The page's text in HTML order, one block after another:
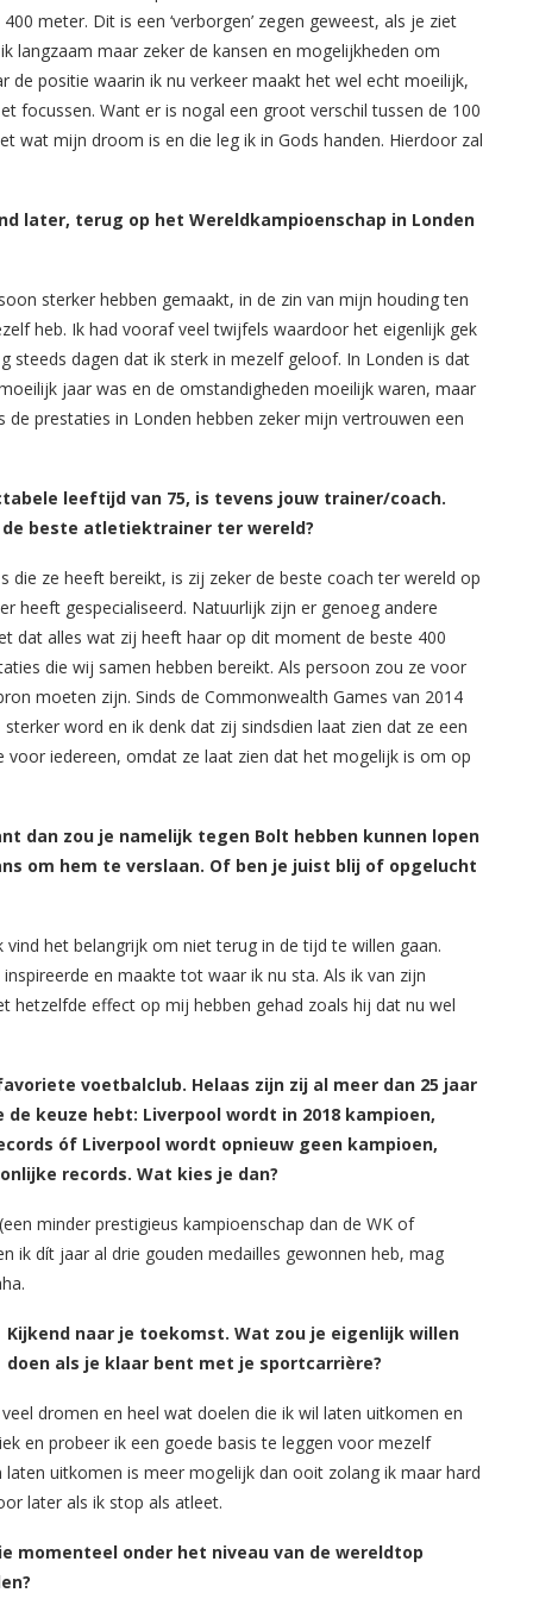
meter. Dit is een ‘verborgen’ zegen geweest, als je ziet
langzaam maar zeker de kansen en mogelijkheden om
positie waarin ik nu verkeer maakt het wel echt moeilijk,
focussen. Want er is nogal een groot verschil tussen de 100
wat mijn droom is en die leg ik in Gods handen. Hierdoor zal
later, terug op het Wereldkampioenschap in Londen
sterker hebben gemaakt, in de zin van mijn houding ten
heb. Ik had vooraf veel twijfels waardoor het eigenlijk gek
steeds dagen dat ik sterk in mezelf geloof. In Londen is dat
jaar was en de omstandigheden moeilijk waren, maar
prestaties in Londen hebben zeker mijn vertrouwen een
leeftijd van 75, is tevens jouw trainer/coach.
beste atletiektrainer ter wereld?
ze heeft bereikt, is zij zeker de beste coach ter wereld op
heeft gespecialiseerd. Natuurlijk zijn er genoeg andere
dat alles wat zij heeft haar op dit moment de beste 400
die wij samen hebben bereikt. Als persoon zou ze voor
moeten zijn. Sinds de Commonwealth Games van 2014
word en ik denk dat zij sindsdien laat zien dat ze een
voor iedereen, omdat ze laat zien dat het mogelijk is om op
dan zou je namelijk tegen Bolt hebben kunnen lopen
om hem te verslaan. Of ben je juist blij of opgelucht
het belangrijk om niet terug in de tijd te willen gaan.
en maakte tot waar ik nu sta. Als ik van zijn
hetzelfde effect op mij hebben gehad zoals hij dat nu wel
voetbalclub. Helaas zijn zij al meer dan 25 jaar
keuze hebt: Liverpool wordt in 2018 kampioen,
óf Liverpool wordt opnieuw geen kampioen,
records. Wat kies je dan?
minder prestigieus kampioenschap dan de WK of
ik dít jaar al drie gouden medailles gewonnen heb, mag
Kijkend naar je toekomst. Wat zou je eigenlijk willen
doen als je klaar bent met je sportcarrière?
dromen en heel wat doelen die ik wil laten uitkomen en
en probeer ik een goede basis te leggen voor mezelf
uitkomen is meer mogelijk dan ooit zolang ik maar hard
later als ik stop als atleet.
momenteel onder het niveau van de wereldtop